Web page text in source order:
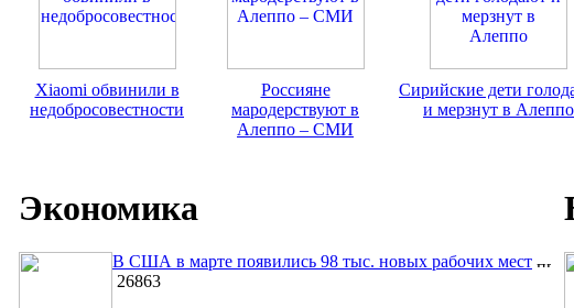
Xiaomi обвинили в
недобросовестности
Россияне
мародерствуют в
Алеппо – СМИ
Сирийские дети
и мерзнут в Алеппо
Экономика
В США в марте появились 98 тыс. новых рабочих мест
26863